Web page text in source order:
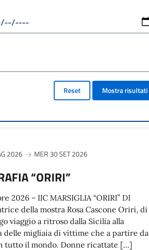
Reset Mostra risultati
2026 MER 30 SET 2026
“ORIRI”
2026 – IIC MARSIGLIA “ORIRI” DI
della mostra Rosa Cascone Oriri, di
viaggio a ritroso dalla Sicilia alla
delle migliaia di vittime che a partire da
tutto il mondo. Donne ricattate […]